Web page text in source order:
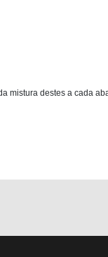
mistura destes a cada